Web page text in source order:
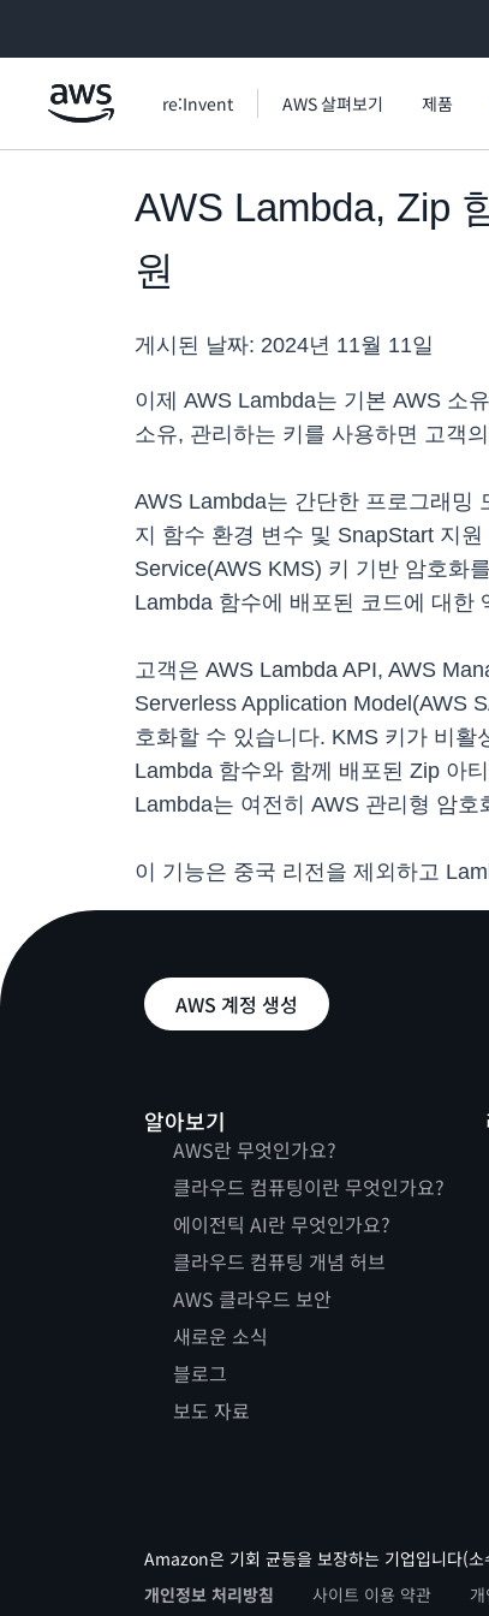
re:Invent AWS 살펴보기 제품
AWS Lambda, Zip
원
게시된 날짜: 2024년 11월 11일
이제 AWS Lambda는 기본 AWS 소
소유, 관리하는 키를 사용하면 고객
AWS Lambda는 간단한 프로그래밍
지 함수 환경 변수 및 SnapStart 지
Service(AWS KMS) 키 기반 암호화
Lambda 함수에 배포된 코드에 대한
고객은 AWS Lambda API, AWS
Serverless Application Model(AWS
호화할 수 있습니다. KMS 키가 비
Lambda 함수와 함께 배포된 Zip 아
Lambda는 여전히 AWS 관리형 암
이 기능은 중국 리전을 제외하고
AWS 계정 생성
알아보기
AWS란 무엇인가요?
클라우드 컴퓨팅이란 무엇인가요?
에이전틱 AI란 무엇인가요?
클라우드 컴퓨팅 개념 허브
AWS 클라우드 보안
새로운 소식
블로그
보도 자료
Amazon은 기회 균등을 보장하는 기업입니다(
개인정보 처리방침
사이트 이용 약관